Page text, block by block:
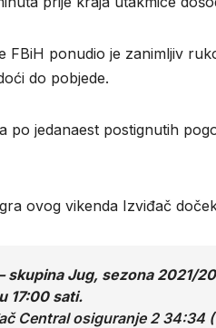
FBiH ponudio je zanimljiv
do pobjede.
po jedanaest postignutih
ovog vikenda Izviđač
skupina Jug, sezona 2021/
17:00 sati.
Central osiguranje 2 34:34